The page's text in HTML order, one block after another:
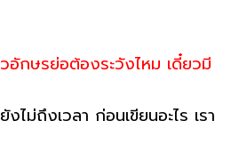
อักษรย่อต้องระวังไหม เดี๋ยวมี
ไม่ถึงเวลา ก่อนเขียนอะไร เรา